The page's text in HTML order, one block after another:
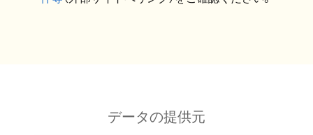
データの提供元